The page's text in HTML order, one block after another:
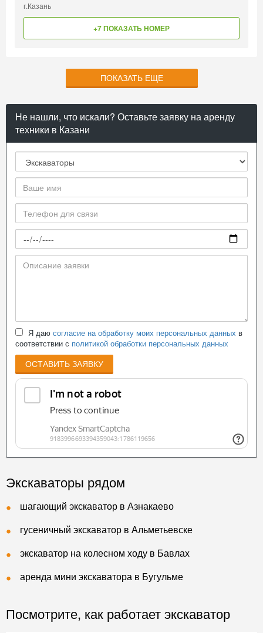
г.Казань
+7 ПОКАЗАТЬ НОМЕР
ПОКАЗАТЬ ЕЩЕ
Не нашли, что искали? Оставьте заявку на аренду
техники в Казани
Я даю согласие на обработку моих персональных данных в
соответствии с политикой обработки персональных данных
ОСТАВИТЬ ЗАЯВКУ
Экскаваторы рядом
шагающий экскаватор в Азнакаево
гусеничный экскаватор в Альметьевске
экскаватор на колесном ходу в Бавлах
аренда мини экскаватора в Бугульме
Посмотрите, как работает экскаватор